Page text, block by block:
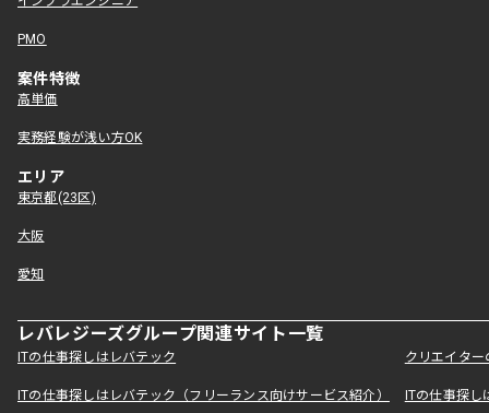
PMO
案件特徴
高単価
実務経験が浅い方OK
エリア
東京都(23区)
大阪
愛知
レバレジーズグループ関連サイト一覧
ITの仕事探しはレバテック クリエイタ
ITの仕事探しはレバテック（フリーランス向けサービス紹介） ITの仕事探